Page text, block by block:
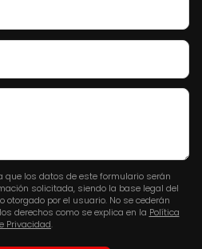
que los datos de este formulario serán
solicitada, siendo la base legal del
por el usuario. No se cederán
derechos como se explica en la Política
Privacidad.